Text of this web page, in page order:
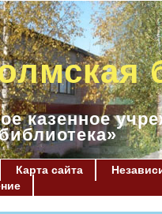
казенное
Карта сайта